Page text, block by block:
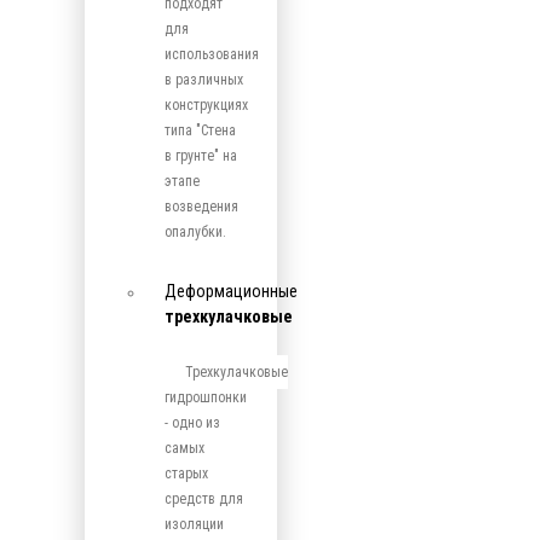
подходят
для
использования
в различных
конструкциях
типа "Стена
в грунте" на
этапе
возведения
опалубки.
Деформационные
трехкулачковые
Трехкулачковые
гидрошпонки
- одно из
самых
старых
средств для
изоляции